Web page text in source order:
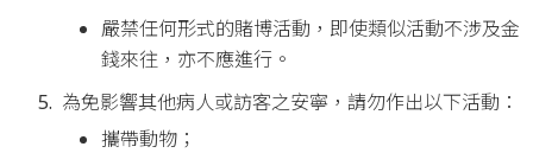
嚴禁任何形式的賭博活動，即使類似活動不涉及金
錢來往，亦不應進行。
為免影響其他病人或訪客之安寧，請勿作出以下活動：
攜帶動物；